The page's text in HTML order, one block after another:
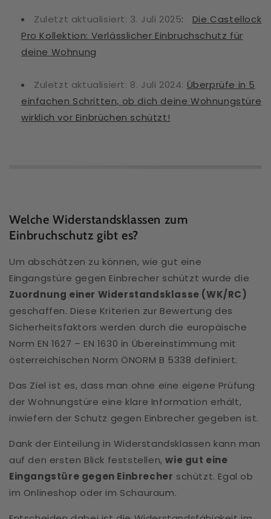
Zuletzt aktualisiert: 3. Juli 2025:
Die Castellock
Pro Kollektion: Verlässlicher Einbruchschutz für
deine Wohnung
Zuletzt aktualisiert: 8. Juli 2024: Überprüfe in 5
einfachen Schritten, ob dich deine Wohnungstüre
wirklich vor Einbrüchen schützt!
Welche Widerstandsklassen zum
Einbruchschutz gibt es?
Um abschätzen zu können, wie gut eine
Eingangstüre gegen Einbrecher schützt wurde die
Zuordnung einer Widerstandsklasse (WK/RC)
geschaffen. Diese Kriterien zur Bewertung des
Sicherheitsfaktors werden durch die europäische
Norm EN 1627 – EN 1630 in Übereinstimmung mit
österreichischen Norm ÖNORM B 5338 definiert.
Das Ziel ist es, dass man ohne eine eigene Prüfung
der Wohnungstüre eine klare Information erhält,
inwiefern der Schutz gegen Einbrecher gegeben ist.
Dank der Einteilung in Widerstandsklassen kann man
auf den ersten Blick feststellen,wie gut eine
Eingangstüre gegen Einbrecher schützt. Egal ob
im Onlineshop oder im Schauraum.